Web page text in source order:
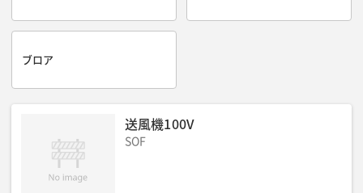
ブロア
送風機100V
SOF